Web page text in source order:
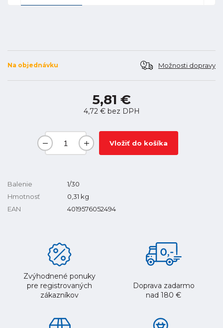
Na objednávku Možnosti dopravy
5,81 €
4,72 €bez DPH
Vložiť do košíka
Balenie
1/30
Hmotnosť
0,31 kg
EAN
4019576052494
Zvýhodnené ponuky
pre registrovaných
zákazníkov
Doprava zadarmo
nad 180 €